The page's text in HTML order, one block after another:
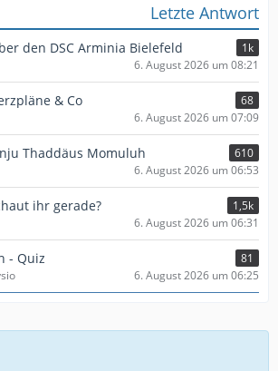
Letzte Antwort
den DSC Arminia Bielefeld
1k
6. August 2026 um 08:21
& Co
68
6. August 2026 um 07:09
Thaddäus Momuluh
610
6. August 2026 um 06:53
ihr gerade?
1,5k
6. August 2026 um 06:31
- Quiz
81
6. August 2026 um 06:25